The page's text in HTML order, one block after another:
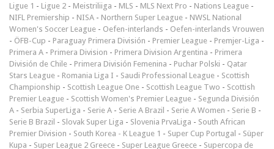
Ligue 1 - Ligue 2 - Meistriliiga - MLS - MLS Next Pro - Nations League -
NIFL Premiership - NISA - Northern Super League - NWSL National
Women's Soccer League - Oefen-interlands - Oefen-interlands Vrouwen
- ÖFB-Cup - Paraguay Primera División - Premier League - Premjer-Liga -
Primera A - Primera Division - Primera Division Argentina - Primera
División de Chile - Primera División Femenina - Puchar Polski - Qatar
Stars League - Romania Liga I - Saudi Professional League - Scottish
Championship - Scottish League One - Scottish League Two - Scottish
Premier League - Scottish Women's Premier League - Segunda División
A - Serbia SuperLiga - Serie A - Serie A Brazil - Serie A Women - Serie B -
Serie B Brazil - Slovak Super Liga - Slovenia PrvaLiga - South African
Premier Division - South Korea - K League 1 - Super Cup Portugal - Süper
Kupa - Super League 2 Greece - Super League Greece - Supercopa de